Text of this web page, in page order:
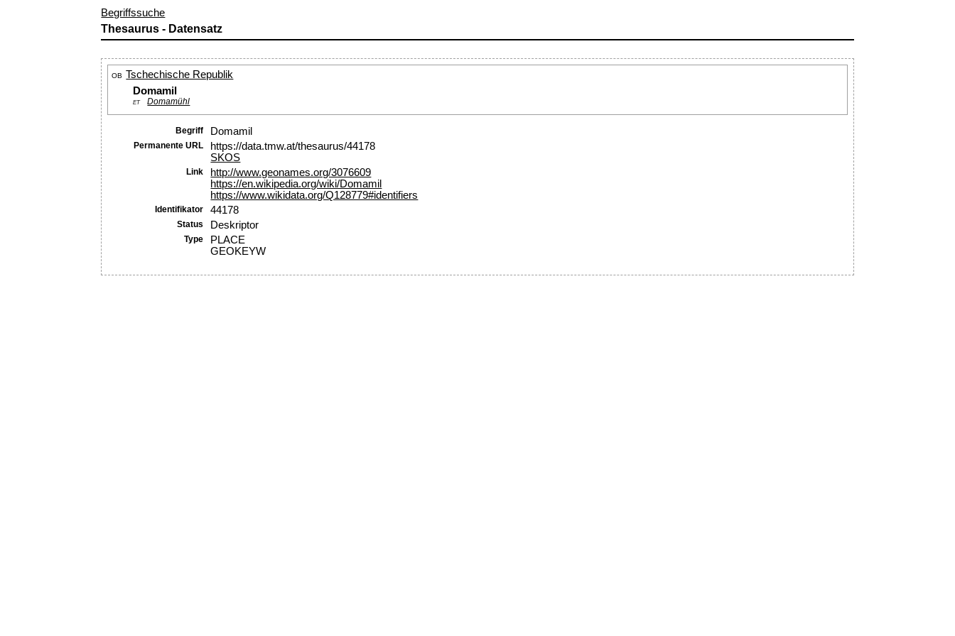
Begriffssuche
Thesaurus - Datensatz
OB Tschechische Republik
Domamil
ET Domamühl
Begriff Domamil
Permanente URL
https://data.tmw.at/thesaurus/44178
SKOS
Link
http://www.geonames.org/3076609
https://en.wikipedia.org/wiki/Domamil
https://www.wikidata.org/Q128779#identifiers
Identifikator 44178
Status Deskriptor
Type
PLACE
GEOKEYW